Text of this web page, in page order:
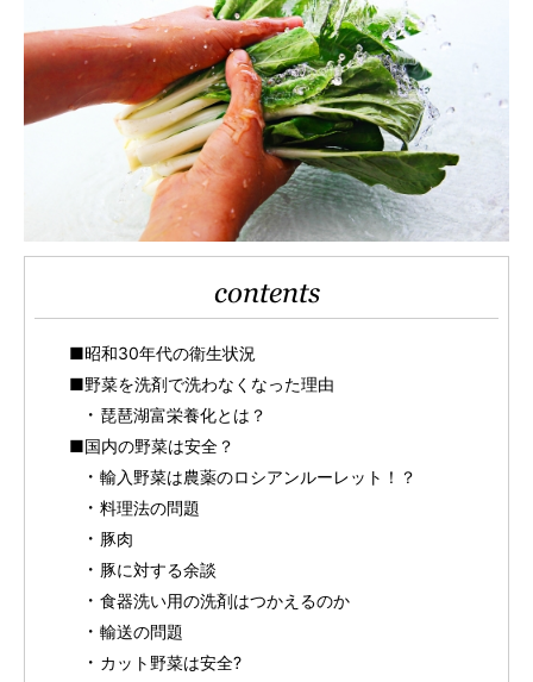
contents
■昭和30年代の衛生状況
■野菜を洗剤で洗わなくなった理由
琵琶湖富栄養化とは？
■国内の野菜は安全？
輸入野菜は農薬のロシアンルーレット！？
料理法の問題
豚肉
豚に対する余談
食器洗い用の洗剤はつかえるのか
輸送の問題
カット野菜は安全?